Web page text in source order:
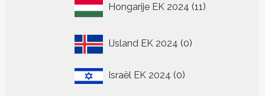
Hongarije EK 2024 11
producten
IJsland EK 2024 00
Israël EK 2024 00